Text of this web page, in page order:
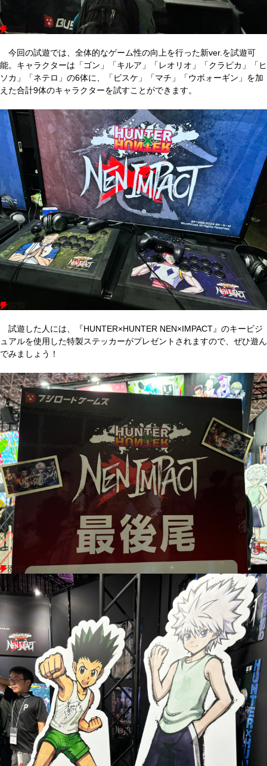
今回の試遊では、全体的なゲーム性の向上を行った新ver.を試遊可
能。キャラクターは「ゴン」「キルア」「レオリオ」「クラピカ」「ヒ
ソカ」「ネテロ」の6体に、「ビスケ」「マチ」「ウボォーギン」を加
えた合計9体のキャラクターを試すことができます。
試遊した人には、『HUNTER×HUNTER NEN×IMPACT』のキービジ
ュアルを使用した特製ステッカーがプレゼントされますので、ぜひ遊ん
でみましょう！